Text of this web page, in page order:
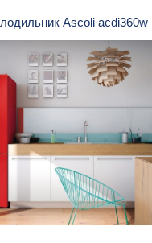
Ascoli acdi360w